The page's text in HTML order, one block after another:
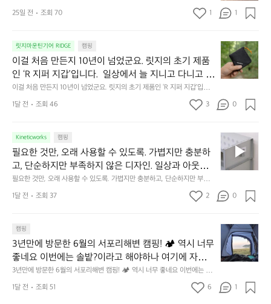
속
에
의
휴
식
에
도
이
중
인
차
안
서
도
구
나
잠
에
기
까
솔
캠
☺️
미
니
미
멀
👌🏼
25일 전 조회 70 1 1
릿지마운틴기어 RIDGE 캠핑
이걸 처음 만든지 10년이 넘었군요. 릿지의 초기 제품
인 ‘R 지퍼 지갑’입니다.  일상에서 늘 지니고 다니고 싶
어지는 물건에는 크기, 무게, 형태, 색감 사이의 아주 미
묘한 밸런스가 존재합니다.  예를 들자면 일에 집중하
느라 책상 위 가장자리에 대충 걸쳐 놓아도 시야에 걸
는 균형감에서 출발했습니다.  그중에서도 슬림함에 철
저히 집착했습니다. 튼튼한 내구도와 넉넉한 수납력을
해치치 않는 선에서, 가장 가볍고 얇게 설계했습니다.
이 디자인과 사용감은, 꼭 직접 손으로 만져보며 경험
해 보시기를 바랍니다.
이걸 처음 만든지 10년이 넘었군요. 릿지의 초기 제품인 ‘R 지퍼 지갑’입니
다.  일상에서 늘 지니고 다니고 싶어지는 물건에는 크기, 무게, 형태, 색감
사이의 아주 미묘한 밸런스가 존재합니다.  예를 들자면 일에 집중하느라 책
철저히 집착했습니다. 튼튼한 내구도와 넉넉한 수납력을 해치치 않는 선에
서, 가장 가볍고 얇게 설계했습니다.  이 디자인과 사용감은, 꼭 직접 손으로
만져보며 경험해 보시기를 바랍니다.
이
걸
처
음
든
0
년
이
넘
군
지
의
초
기
품
1달 전 조회 46 3 0
Kineticworks 캠핑
필요한 것만, 오래 사용할 수 있도록. 가볍지만 충분하
고, 단순하지만 부족하지 않은 디자인. 일상과 아웃도
어의 경계를 자연스럽게 이어주는 RIDGE MOUNTAIN
GEAR. 키네틱웍스에서 만나보세요.
필요한 것만, 오래 사용할 수 있도록. 가볍지만 충분하고, 단순하지만 부족하
지 않은 디자인. 일상과 아웃도어의 경계를 자연스럽게 이어주는 RIDGE M
OUNTAIN GEAR. 키네틱웍스에서 만나보세요.
필
요
한
것
오
용
할
수
있
록.
1달 전 조회 37 2 0
캠핑
3년만에 방문한 6월의 서포리해변 캠핑! 🏕 역시 너무
좋네요 이번에는 솔밭?이라고 해야하나 여기에 자리를
잡았는데 정말 시원하고 경치도 좋네요  서해치고 물도
맑은편, 아이들도 놀기 좋고 1박 2일은 넘 짧게 느껴지
네요  .1박 1동 1만원 (수금은 7시쯤, 동네에서 관리) .수
3년만에 방문한 6월의 서포리해변 캠핑! 🏕 역시 너무 좋네요 이번에는 솔
밭?이라고 해야하나 여기에 자리를 잡았는데 정말 시원하고 경치도 좋네요
서해치고 물도 맑은편, 아이들도 놀기 좋고 1박 2일은 넘 짧게 느껴지네요  .
년
만
에
문
1달 전 조회 51 6 1